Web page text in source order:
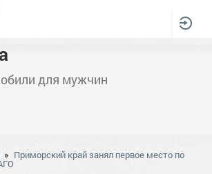
для мужчин
» Приморский край занял первое место по